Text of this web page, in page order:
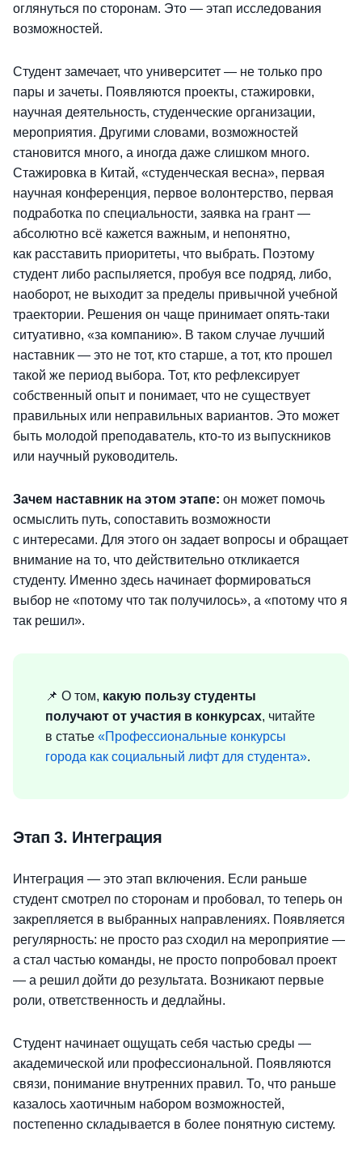
оглянуться по сторонам. Это — этап исследования
возможностей.
Студент замечает, что университет — не только про
пары и зачеты. Появляются проекты, стажировки,
научная деятельность, студенческие организации,
мероприятия. Другими словами, возможностей
становится много, а иногда даже слишком много.
Стажировка в Китай, «студенческая весна», первая
научная конференция, первое волонтерство, первая
подработка по специальности, заявка на грант —
абсолютно всё кажется важным, и непонятно,
как расставить приоритеты, что выбрать. Поэтому
студент либо распыляется, пробуя все подряд, либо,
наоборот, не выходит за пределы привычной учебной
траектории. Решения он чаще принимает опять-таки
ситуативно, «за компанию». В таком случае лучший
наставник — это не тот, кто старше, а тот, кто прошел
такой же период выбора. Тот, кто рефлексирует
собственный опыт и понимает, что не существует
правильных или неправильных вариантов. Это может
быть молодой преподаватель, кто-то из выпускников
или научный руководитель.
Зачем наставник на этом этапе: он может помочь
осмыслить путь, сопоставить возможности
с интересами. Для этого он задает вопросы и обращает
внимание на то, что действительно откликается
студенту. Именно здесь начинает формироваться
выбор не «потому что так получилось», а «потому что я
так решил».
📌 О том, какую пользу студенты
получают от участия в конкурсах, читайте
в статье «Профессиональные конкурсы
города как социальный лифт для студента».
Этап 3. Интеграция
Интеграция — это этап включения. Если раньше
студент смотрел по сторонам и пробовал, то теперь он
закрепляется в выбранных направлениях. Появляется
регулярность: не просто раз сходил на мероприятие —
а стал частью команды, не просто попробовал проект
— а решил дойти до результата. Возникают первые
роли, ответственность и дедлайны.
Студент начинает ощущать себя частью среды —
академической или профессиональной. Появляются
связи, понимание внутренних правил. То, что раньше
казалось хаотичным набором возможностей,
постепенно складывается в более понятную систему.